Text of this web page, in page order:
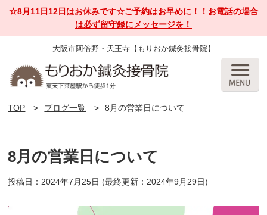
☆8月11日12日はお休みです☆ご予約はお早めに！！お電話の場合
は必ず留守録にメッセージを！
大阪市阿倍野・天王寺【もりおか鍼灸接骨院】
TOP ブログ一覧 8月の営業日について
8月の営業日について
投稿日：2024年7月25日 (最終更新：2024年9月29日)